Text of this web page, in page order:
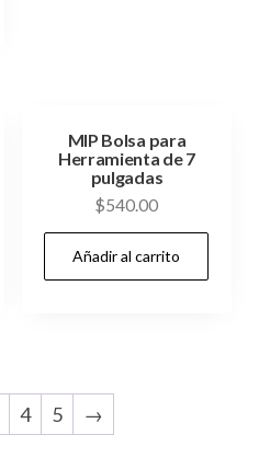
MIP Bolsa para
Herramienta de 7
pulgadas
$540.00
Añadir al carrito
4 5 →